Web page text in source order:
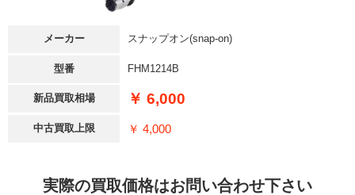
メーカー スナップオン(snap-on)
型番 FHM1214B
新品買取相場 ￥ 6,000
中古買取上限 ￥ 4,000
実際の買取価格はお問い合わせ下さい